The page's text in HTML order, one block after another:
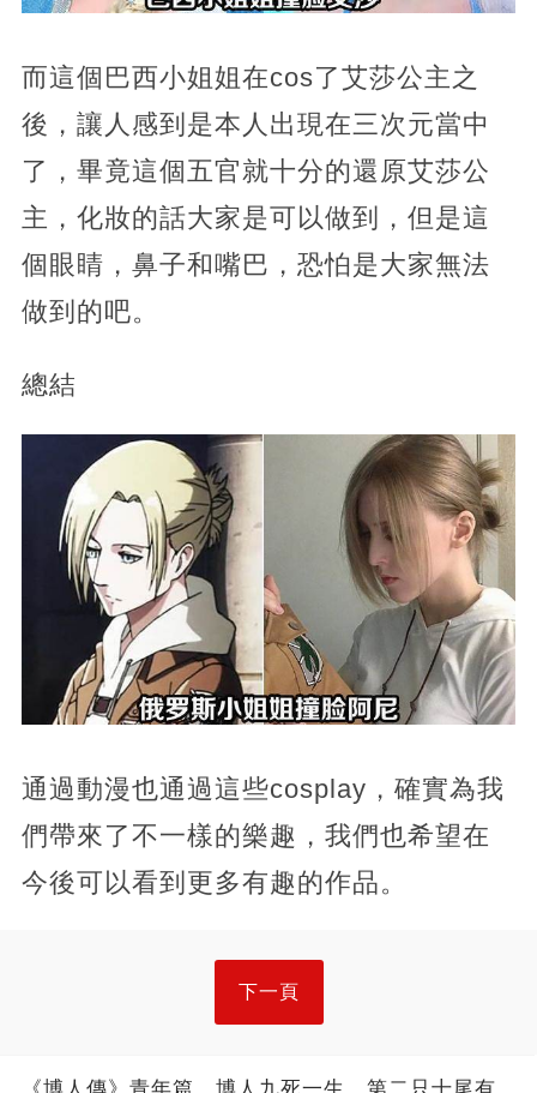
而這個巴西小姐姐在cos了艾莎公主之
後，讓人感到是本人出現在三次元當中
了，畢竟這個五官就十分的還原艾莎公
主，化妝的話大家是可以做到，但是這
個眼睛，鼻子和嘴巴，恐怕是大家無法
做到的吧。
總結
通過動漫也通過這些cosplay，確實為我
們帶來了不一樣的樂趣，我們也希望在
今後可以看到更多有趣的作品。
下一頁